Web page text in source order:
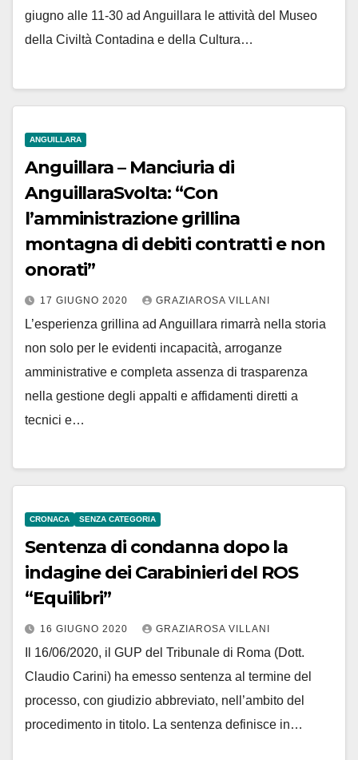
giugno alle 11-30 ad Anguillara le attività del Museo
della Civiltà Contadina e della Cultura…
ANGUILLARA
Anguillara – Manciuria di
AnguillaraSvolta: “Con
l’amministrazione grillina
montagna di debiti contratti e non
onorati”
17 GIUGNO 2020 GRAZIAROSA VILLANI
L’esperienza grillina ad Anguillara rimarrà nella storia
non solo per le evidenti incapacità, arroganze
amministrative e completa assenza di trasparenza
nella gestione degli appalti e affidamenti diretti a
tecnici e…
CRONACA SENZA CATEGORIA
Sentenza di condanna dopo la
indagine dei Carabinieri del ROS
“Equilibri”
16 GIUGNO 2020 GRAZIAROSA VILLANI
Il 16/06/2020, il GUP del Tribunale di Roma (Dott.
Claudio Carini) ha emesso sentenza al termine del
processo, con giudizio abbreviato, nell’ambito del
procedimento in titolo. La sentenza definisce in…